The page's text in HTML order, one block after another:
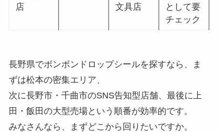
店
文具店
として要
チェック
長野県でボンボンドロップシールを探すなら、ま
ずは松本の密集エリア、
次に長野市・千曲市のSNS告知型店舗、最後に上
田・飯田の大型売場という順番が効率的です。
みなさんなら、まずどこから回りたいですか。